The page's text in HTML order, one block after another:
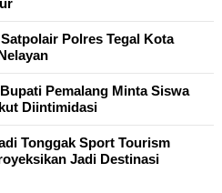
Polres Tegal Kota
Pemalang Minta Siswa
Diintimidasi
Tonggak Sport Tourism
Jadi Destinasi